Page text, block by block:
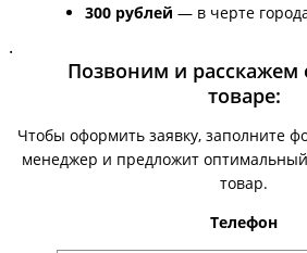
300 рублей — в черте
.
Позвоним и расскажем
товаре:
Чтобы оформить заявку, заполните
менеджер и предложит
товар.
Телефон